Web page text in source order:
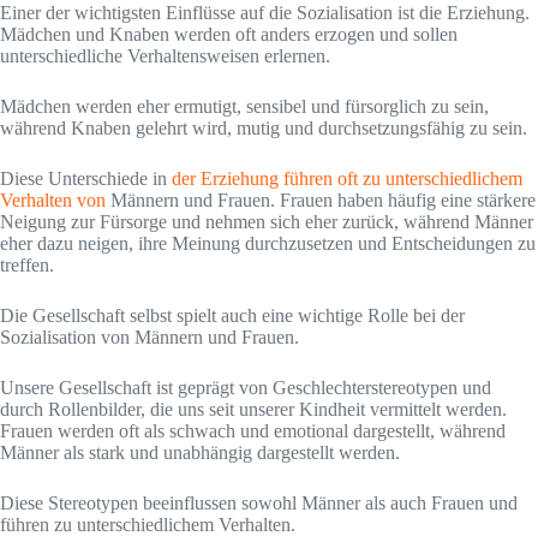
Einer der wichtigsten Einflüsse auf die Sozialisation ist die Erziehung.
Mädchen und Knaben werden oft anders erzogen und sollen
unterschiedliche Verhaltensweisen erlernen.
Mädchen werden eher ermutigt, sensibel und fürsorglich zu sein,
während Knaben gelehrt wird, mutig und durchsetzungsfähig zu sein.
Diese Unterschiede in der Erziehung führen oft zu unterschiedlichem
Verhalten von Männern und Frauen. Frauen haben häufig eine stärkere
Neigung zur Fürsorge und nehmen sich eher zurück, während Männer
eher dazu neigen, ihre Meinung durchzusetzen und Entscheidungen zu
treffen.
Die Gesellschaft selbst spielt auch eine wichtige Rolle bei der
Sozialisation von Männern und Frauen.
Unsere Gesellschaft ist geprägt von Geschlechterstereotypen und
durch Rollenbilder, die uns seit unserer Kindheit vermittelt werden.
Frauen werden oft als schwach und emotional dargestellt, während
Männer als stark und unabhängig dargestellt werden.
Diese Stereotypen beeinflussen sowohl Männer als auch Frauen und
führen zu unterschiedlichem Verhalten.